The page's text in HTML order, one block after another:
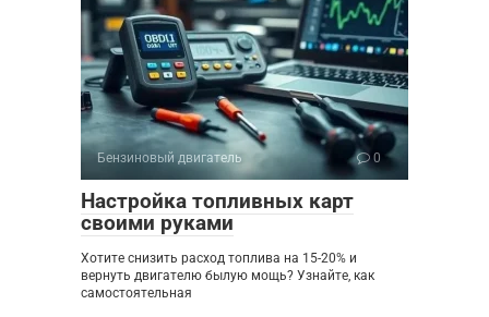
Бензиновый двигатель 0
Настройка топливных карт
своими руками
Хотите снизить расход топлива на 15-20% и
вернуть двигателю былую мощь? Узнайте, как
самостоятельная